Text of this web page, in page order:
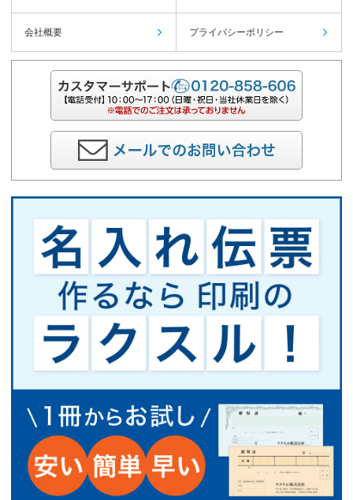
会社概要 プライバシーポリシー